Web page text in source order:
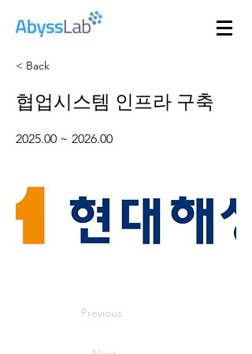
< Back
협업시스템 인프라 구축
2025.00 ~ 2026.00
Previous